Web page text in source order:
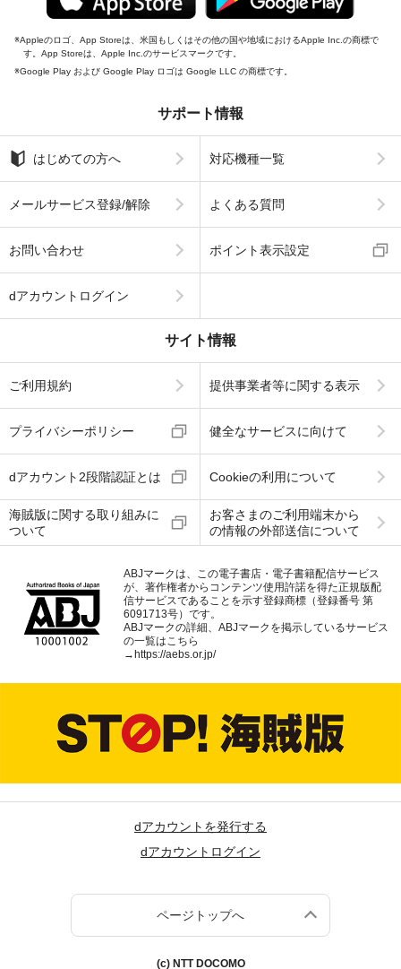
Appleのロゴ、App Storeは、米国もしくはその他の国や地域におけるApple Inc.の商標で
す。App Storeは、Apple Inc.のサービスマークです。
Google Play および Google Play ロゴは Google LLC の商標です。
サポート情報
はじめての方へ 対応機種一覧
メールサービス登録/解除 よくある質問
お問い合わせ ポイント表示設定
dアカウントログイン
サイト情報
ご利用規約 提供事業者等に関する表示
プライバシーポリシー 健全なサービスに向けて
dアカウント2段階認証とは Cookieの利用について
海賊版に関する取り組みに
ついて
お客さまのご利用端末から
の情報の外部送信について
ABJマークは、この電子書店・電子書籍配信サービス
が、著作権者からコンテンツ使用許諾を得た正規版配
信サービスであることを示す登録商標（登録番号 第
6091713号）です。
ABJマークの詳細、ABJマークを掲示しているサービス
の一覧はこちら
→https://aebs.or.jp/
dアカウントを発行する
dアカウントログイン
ページトップへ
(c) NTT DOCOMO